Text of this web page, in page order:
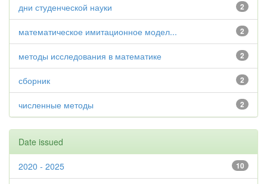
2
дни студенческой науки
2
математическое имитационное модел...
2
методы исследования в математике
2
сборник
2
численные методы
Date issued
10
2020 - 2025